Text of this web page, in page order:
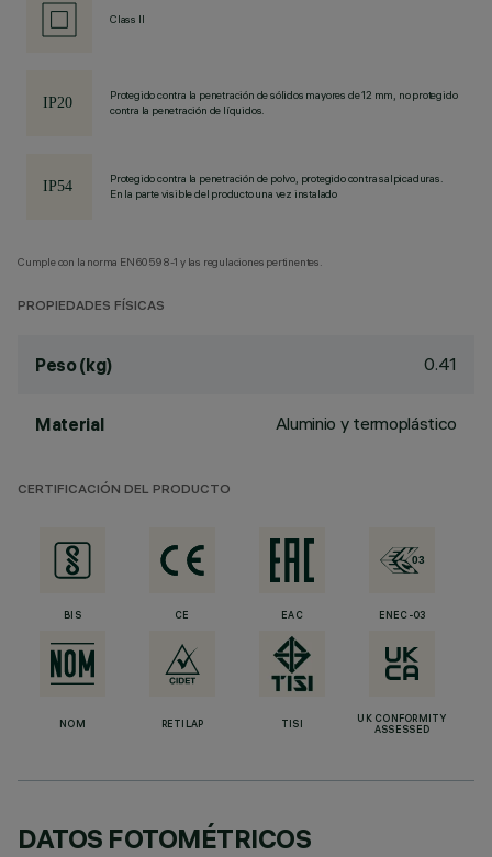
Class II
Protegido contra la penetración de sólidos mayores de 12 mm, no protegido
contra la penetración de líquidos.
Protegido contra la penetración de polvo, protegido contra salpicaduras.
En la parte visible del producto una vez instalado
Cumple con la norma EN60598-1 y las regulaciones pertinentes.
PROPIEDADES FÍSICAS
Peso (kg) 0.41
Material Aluminio y termoplástico
CERTIFICACIÓN DEL PRODUCTO
BIS CE EAC ENEC-03
NOM RETILAP TISI
UK CONFORMITY
ASSESSED
DATOS FOTOMÉTRICOS